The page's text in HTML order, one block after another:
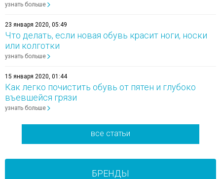
узнать больше
23 января 2020, 05:49
Что делать, если новая обувь красит ноги, носки
или колготки
узнать больше
15 января 2020, 01:44
Как легко почистить обувь от пятен и глубоко
въевшейся грязи
узнать больше
все статьи
БРЕНДЫ